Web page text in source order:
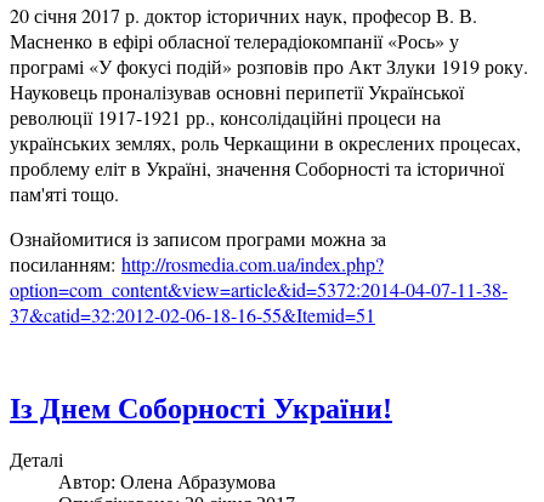
20 січня 2017 р. доктор історичних наук, професор В. В.
Масненко в ефірі обласної телерадіокомпанії «Рось» у
програмі «У фокусі подій» розповів про Акт Злуки 1919 року.
Науковець проналізував основні перипетії Української
революції 1917-1921 рр., консолідаційні процеси на
українських землях, роль Черкащини в окреслених процесах,
проблему еліт в Україні, значення Соборності та історичної
пам'яті тощо.
Ознайомитися із записом програми можна за
посиланням: http://rosmedia.com.ua/index.php?
option=com_content&view=article&id=5372:2014-04-07-11-38-
37&catid=32:2012-02-06-18-16-55&Itemid=51
Із Днем Соборності України!
Деталі
Автор: Олена Абразумова